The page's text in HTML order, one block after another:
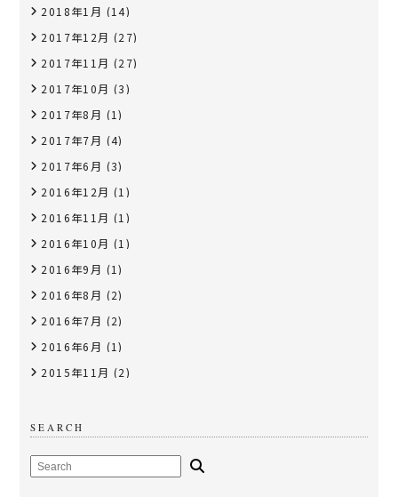
2018年1月 (14)
2017年12月 (27)
2017年11月 (27)
2017年10月 (3)
2017年8月 (1)
2017年7月 (4)
2017年6月 (3)
2016年12月 (1)
2016年11月 (1)
2016年10月 (1)
2016年9月 (1)
2016年8月 (2)
2016年7月 (2)
2016年6月 (1)
2015年11月 (2)
SEARCH